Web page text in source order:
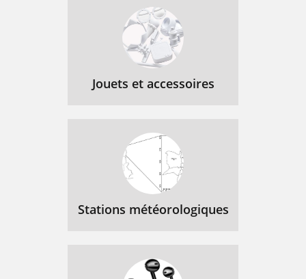
Jouets et accessoires
Stations météorologiques